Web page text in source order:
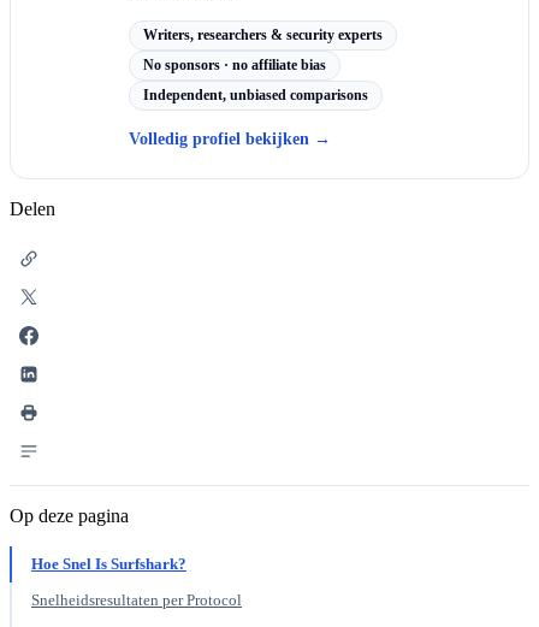
Writers, researchers & security experts
No sponsors · no affiliate bias
Independent, unbiased comparisons
Volledig profiel bekijken →
Delen
Op deze pagina
Hoe Snel Is Surfshark?
Snelheidsresultaten per Protocol